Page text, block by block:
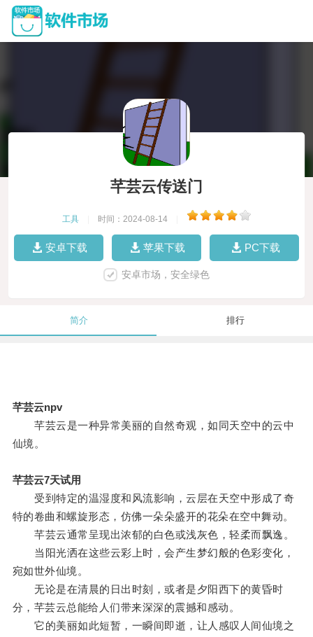
芊芸云传送门
工具 时间：2024-08-14
安卓下载 苹果下载 PC下载
安卓市场，安全绿色
简介 排行
芊芸云npv
芊芸云是一种异常美丽的自然奇观，如同天空中的云中
仙境。
芊芸云7天试用
受到特定的温湿度和风流影响，云层在天空中形成了奇
特的卷曲和螺旋形态，仿佛一朵朵盛开的花朵在空中舞动。
芊芸云通常呈现出浓郁的白色或浅灰色，轻柔而飘逸。
当阳光洒在这些云彩上时，会产生梦幻般的色彩变化，
宛如世外仙境。
无论是在清晨的日出时刻，或者是夕阳西下的黄昏时
分，芊芸云总能给人们带来深深的震撼和感动。
它的美丽如此短暂，一瞬间即逝，让人感叹人间仙境之